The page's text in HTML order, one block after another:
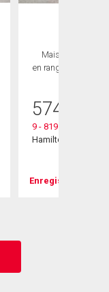
Maison
en rangée
574 900
9 - 819 Upper
Hamilton, ON
Enregistrer